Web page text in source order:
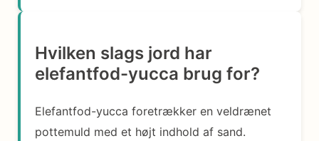
Hvilken slags jord har
elefantfod-yucca brug for?
Elefantfod-yucca foretrækker en veldrænet
pottemuld med et højt indhold af sand.